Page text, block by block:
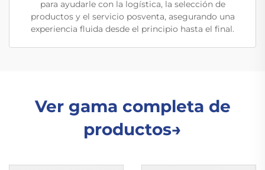
para ayudarle con la logística, la selección de
productos y el servicio posventa, asegurando una
experiencia fluida desde el principio hasta el final.
Ver gama completa de
productos→